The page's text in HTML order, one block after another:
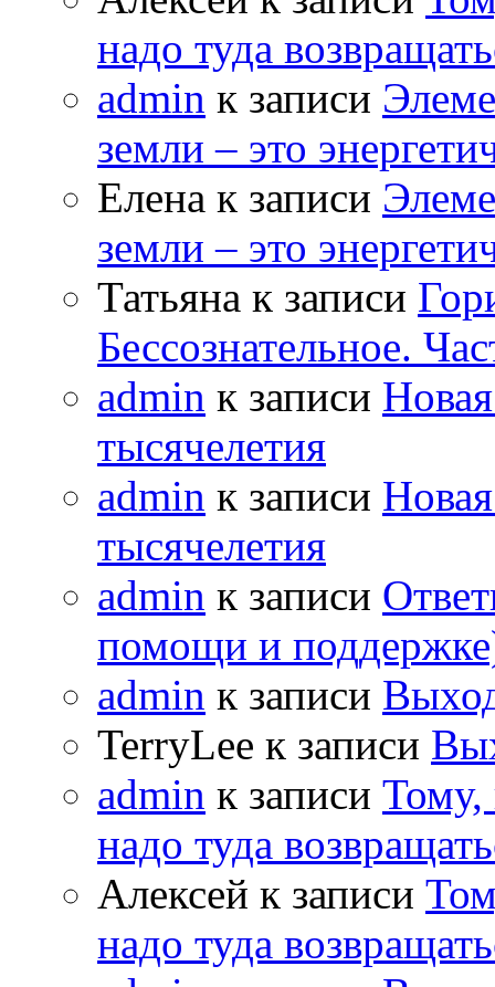
надо туда
admin к записи
земли – это
Елена к записи
земли – это
Татьяна к записи
Бессознательное.
admin к записи
тысячелетия
admin к записи
тысячелетия
admin к записи
помощи и
admin к записи
TerryLee к записи
admin к записи Тому,
надо туда
Алексей к записи
надо туда